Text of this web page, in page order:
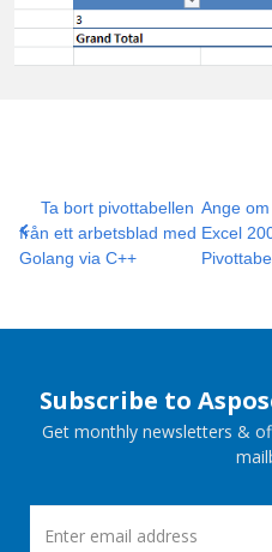
Ta bort pivottabellen
från ett arbetsblad med
Golang via C++
Ange
Excel
Subscribe to
Get monthly newsletters &